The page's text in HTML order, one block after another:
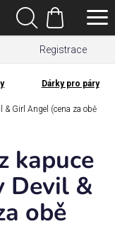
Registrace
Hledat
Nákupní
košík
Dárky pro páry
& Girl Angel (cena za obě
kapuce
Devil &
obě